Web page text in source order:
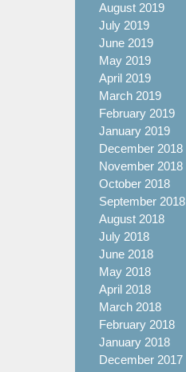
August 2019
July 2019
June 2019
May 2019
April 2019
March 2019
February 2019
January 2019
December 2018
November 2018
October 2018
September 2018
August 2018
July 2018
June 2018
May 2018
April 2018
March 2018
February 2018
January 2018
December 2017